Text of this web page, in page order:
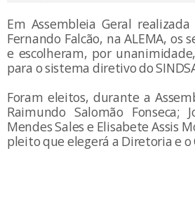
Em Assembleia Geral
Fernando Falcão, na ALEMA,
e escolheram, por
para o sistema diretivo do
Foram eleitos, durante a
Raimundo Salomão Fonseca;
Mendes Sales e Elisabete Assis
pleito que elegerá a Diretoria e o